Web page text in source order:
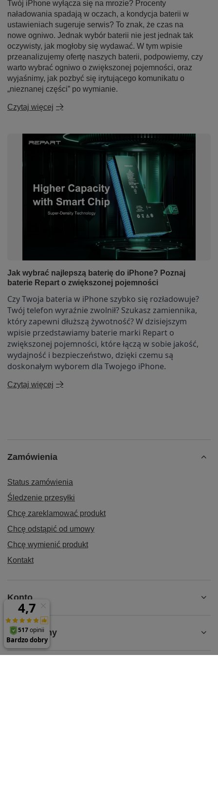
Twój iPhone wyłącza się na mrozie? Procenty
naładowania spadają w oczach, a kondycja baterii w
ustawieniach sugeruje serwis? To znak, że czas na
nowe ogniwo. Jednak wybór baterii nie jest jednak tak
oczywisty, jak mogłoby się wydawać. W tym wpisie
przeanalizujemy ofertę naszych baterii, podpowiemy, czy
warto wybrać ogniwo o zwiększonej pojemności, oraz
wyjaśnimy, jak pozbyć się irytującego komunikatu o
„nieznanej części” po wymianie.
Czytaj więcej
Jak wybrać najlepszą baterię do iPhone? Poznaj
baterie Repart o zwiększonej pojemności
Czy Twoja bateria w iPhone szybko się rozładowuje?
Twój telefon wyraźnie zwolnił? Szukasz zamiennika,
który zapewni dłuższą żywotność?W dzisiejszym
wpisie przedstawiamy baterie marki Repart o
zwiększonej pojemności, które łączą w sobie jakość,
wydajność i bezpieczeństwo, dzięki czemu są
doskonałym wyborem dla Twojego iPhone.
Czytaj więcej
Zamówienia
Status zamówienia
Śledzenie przesyłki
Chcę zareklamować produkt
Chcę odstąpić od umowy
Chcę wymienić produkt
Kontakt
Konto
Regulaminy